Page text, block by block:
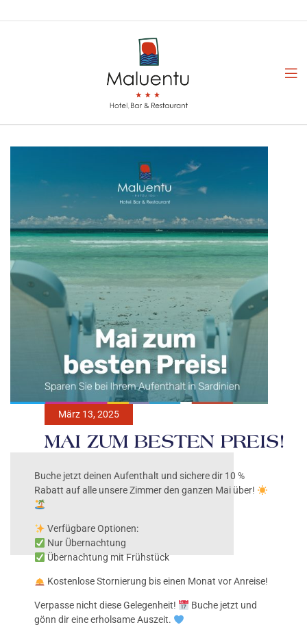
März 13, 2025
MAI ZUM BESTEN PREIS!
Buche jetzt deinen Aufenthalt und sichere dir 10 %
Rabatt auf alle unsere Zimmer den ganzen Mai über!
Verfügbare Optionen:
Nur Übernachtung
Übernachtung mit Frühstück
Kostenlose Stornierung bis einen Monat vor Anreise!
Verpasse nicht diese Gelegenheit!
Buche jetzt und
gönn dir eine erholsame Auszeit.